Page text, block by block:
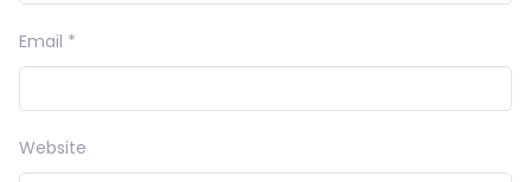
Email *
Website